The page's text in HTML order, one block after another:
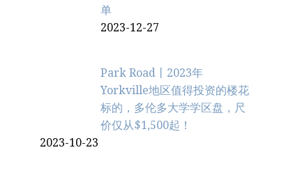
单
2023-12-27
Park Road丨2023年
Yorkville地区值得投资的楼花
标的，多伦多大学学区盘，尺
价仅从$1,500起！
2023-10-23